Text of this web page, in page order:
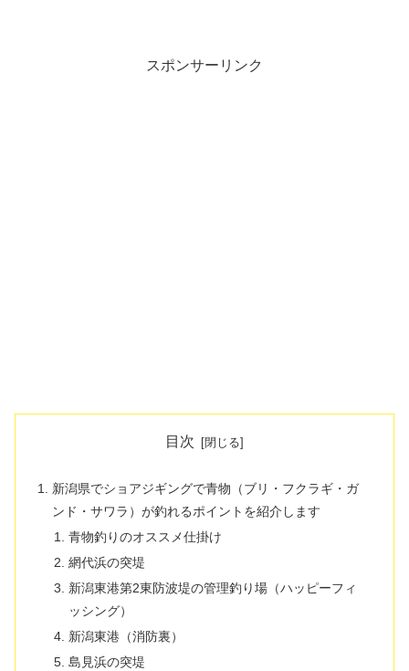
スポンサーリンク
目次
新潟県でショアジギングで青物（ブリ・フクラギ・ガ
ンド・サワラ）が釣れるポイントを紹介します
青物釣りのオススメ仕掛け
網代浜の突堤
新潟東港第2東防波堤の管理釣り場（ハッピーフィ
ッシング）
新潟東港（消防裏）
島見浜の突堤